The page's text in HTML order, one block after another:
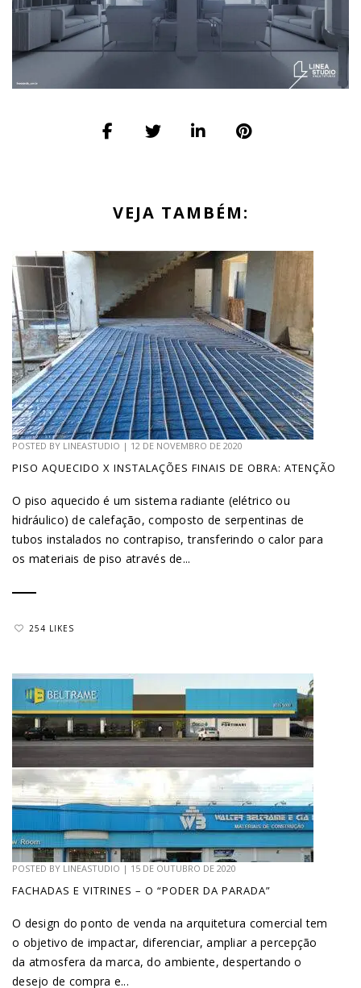
VEJA TAMBÉM:
POSTED BY LINEASTUDIO | 12 DE NOVEMBRO DE 2020
PISO AQUECIDO X INSTALAÇÕES FINAIS DE OBRA: ATENÇÃO
O piso aquecido é um sistema radiante (elétrico ou
hidráulico) de calefação, composto de serpentinas de
tubos instalados no contrapiso, transferindo o calor para
os materiais de piso através de...
254 LIKES
POSTED BY LINEASTUDIO | 15 DE OUTUBRO DE 2020
FACHADAS E VITRINES – O “PODER DA PARADA”
O design do ponto de venda na arquitetura comercial tem
o objetivo de impactar, diferenciar, ampliar a percepção
da atmosfera da marca, do ambiente, despertando o
desejo de compra e...